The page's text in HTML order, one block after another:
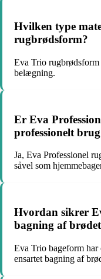
Hvilken type
rugbrødsform?
Eva Trio
belægning.
Er Eva
professionelt
Ja, Eva Professionel
såvel som
Hvordan sikrer
bagning af
Eva Trio bageform
ensartet bagning af